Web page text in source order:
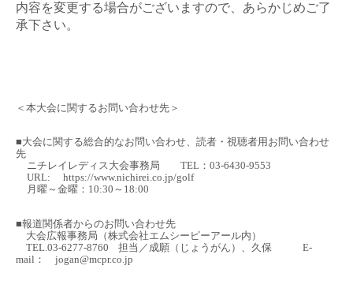
内容を変更する場合がございますので、あらかじめご了
承下さい。
＜本大会に関するお問い合わせ先＞
■大会に関する総合的なお問い合わせ、読者・視聴者用お問い合わせ
先
ニチレイレディス大会事務局 TEL ： 03-6430-9553
URL:
https://www.nichirei.co.jp/golf
月曜～金曜： 10:30 ～ 18:00
■報道関係者からのお問い合わせ先
大会広報事務局（株式会社エムシーピーアール内）
TEL.03-6277-8760担当／成願（じょうがん）、久保E-
mail ： jogan@mcpr.co.jp